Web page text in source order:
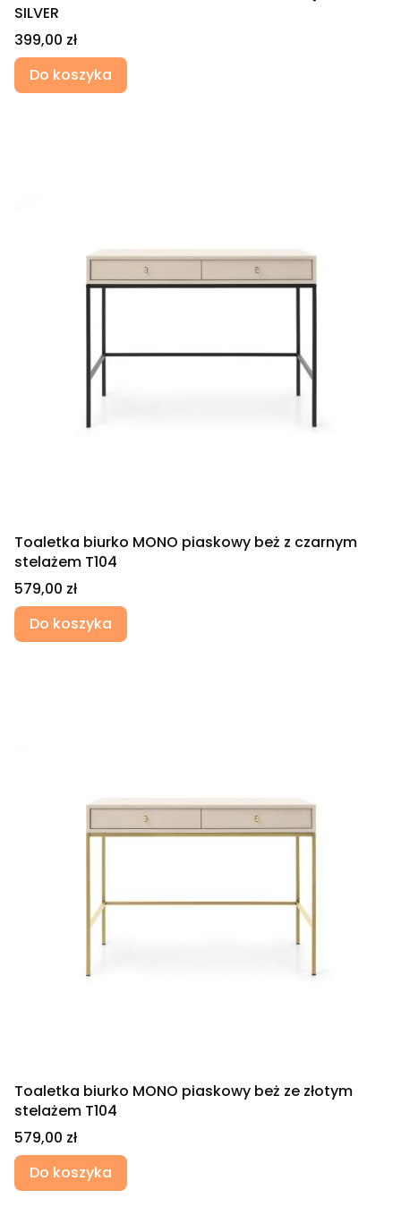
SILVER
Cena
399,00 zł
Do koszyka
Toaletka biurko MONO piaskowy beż z czarnym
stelażem T104
Cena
579,00 zł
Do koszyka
Toaletka biurko MONO piaskowy beż ze złotym
stelażem T104
Cena
579,00 zł
Do koszyka